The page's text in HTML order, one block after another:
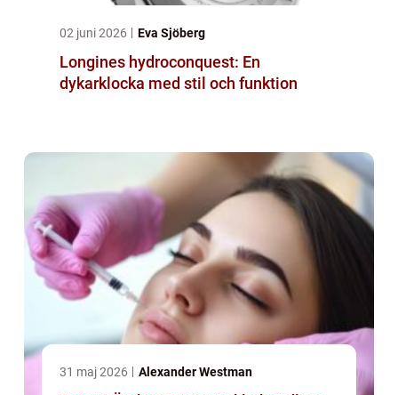
02 juni 2026 Eva Sjöberg
Longines hydroconquest: En
dykarklocka med stil och funktion
31 maj 2026 Alexander Westman